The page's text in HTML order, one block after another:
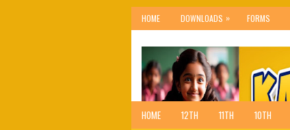
HOME DOWNLOADS » FORMS
HOME 12TH 11TH 10TH